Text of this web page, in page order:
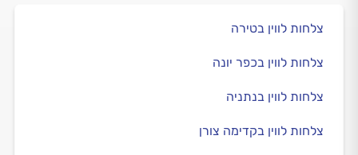
צלחות לווין בטירה
צלחות לווין בכפר יונה
צלחות לווין בנתניה
צלחות לווין בקדימה צורן